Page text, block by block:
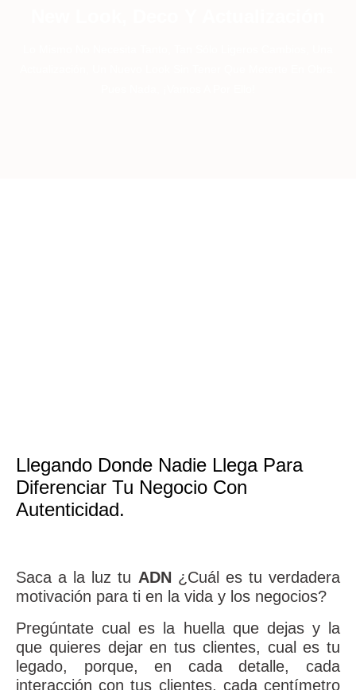
Llegando Donde Nadie Llega Para
Diferenciar Tu Negocio Con
Autenticidad.
Saca a la luz tu ADN ¿Cuál es tu verdadera
motivación para ti en la vida y los negocios?
Pregúntate cual es la huella que dejas y la
que quieres dejar en tus clientes, cual es tu
legado, porque, en cada detalle, cada
interacción con tus clientes, cada centímetro